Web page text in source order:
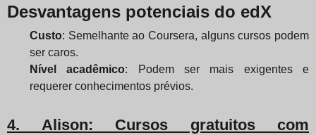
Desvantagens potenciais do edX
Custo: Semelhante ao Coursera, alguns cursos podem
ser caros.
Nível acadêmico: Podem ser mais exigentes e
requerer conhecimentos prévios.
4. Alison: Cursos gratuitos com